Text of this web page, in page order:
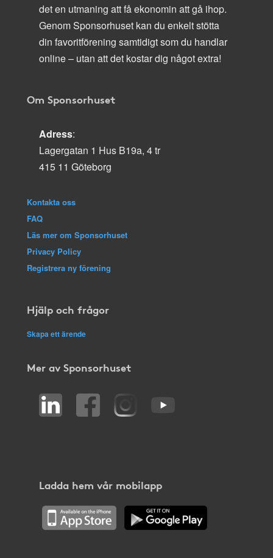
det en utmaning att få ekonomin att gå ihop.
Genom Sponsorhuset kan du enkelt stötta
din favoritförening samtidigt som du handlar
online – utan att det kostar dig något extra!
Om Sponsorhuset
Adress:
Lagergatan 1 Hus B19a, 4 tr
415 11 Göteborg
Kontakta oss
FAQ
Läs mer om Sponsorhuset
Privacy Policy
Registrera ny förening
Hjälp och frågor
Skapa ett ärende
Mer av Sponsorhuset
Ladda hem vår mobilapp